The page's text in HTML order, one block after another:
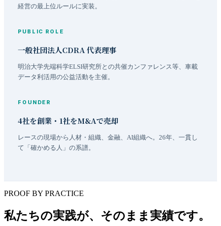
経営の最上位ルールに実装。
PUBLIC ROLE
一般社団法人CDRA 代表理事
明治大学先端科学ELSI研究所との共催カンファレンス等、車載
データ利活用の公益活動を主催。
FOUNDER
4社を創業・1社をM&Aで売却
レースの現場から人材・組織、金融、AI組織へ。26年、一貫し
て「確かめる人」の系譜。
PROOF BY PRACTICE
私たちの実践が、そのまま実績です。